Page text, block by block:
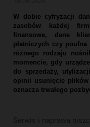
W dobie cyfryzacji
zasobów każdej
finansowe, dane
płatniczych czy
różnego rodzaju
momencie, gdy
do sprzedaży,
opinii usunięcie
oznacza trwałego
Serwis i naprawa